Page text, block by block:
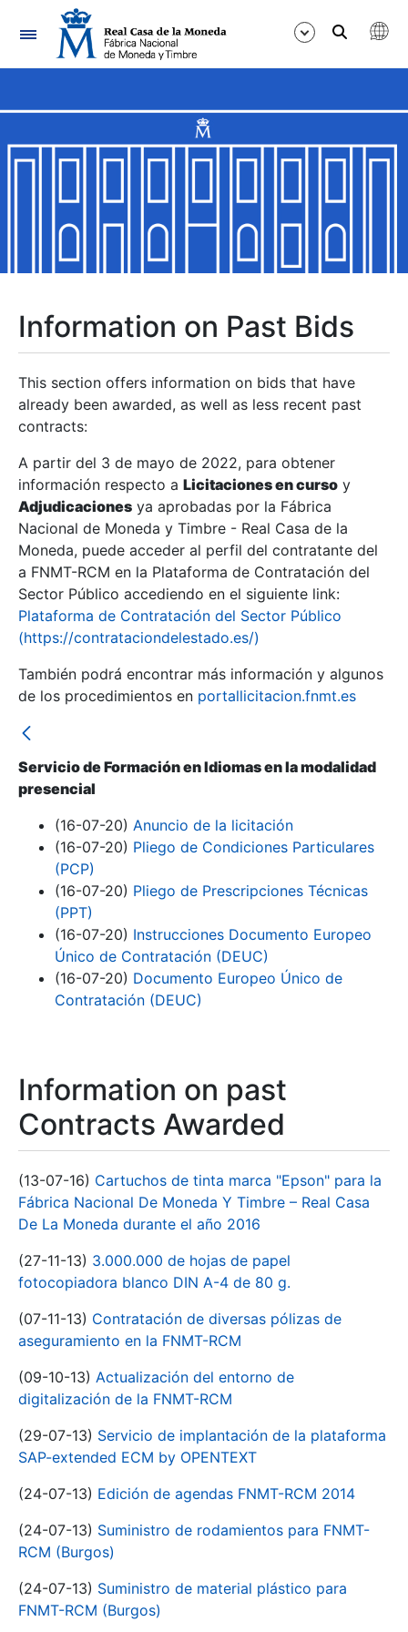
Navigation
Show/Hide
Show/Hide
Show/Hide
Show/Hide
Show/Hide
Show/Hide
Information on Past Bids
This section offers information on bids that have
already been awarded, as well as less recent past
contracts:
A partir del 3 de mayo de 2022, para obtener
información respecto a Licitaciones en curso y
Adjudicaciones ya aprobadas por la Fábrica
Nacional de Moneda y Timbre - Real Casa de la
Moneda, puede acceder al perfil del contratante del
a FNMT-RCM en la Plataforma de Contratación del
Sector Público accediendo en el siguiente link:
Plataforma de Contratación del Sector Público
(https://contrataciondelestado.es/)
También podrá encontrar más información y algunos
de los procedimientos en portallicitacion.fnmt.es
Servicio de Formación en Idiomas en la modalidad
presencial
(16-07-20) Anuncio de la licitación
(16-07-20) Pliego de Condiciones Particulares
(PCP)
(16-07-20) Pliego de Prescripciones Técnicas
(PPT)
(16-07-20) Instrucciones Documento Europeo
Único de Contratación (DEUC)
(16-07-20) Documento Europeo Único de
Contratación (DEUC)
Information on past
Contracts Awarded
(13-07-16) Cartuchos de tinta marca "Epson" para la
Fábrica Nacional De Moneda Y Timbre – Real Casa
De La Moneda durante el año 2016
(27-11-13) 3.000.000 de hojas de papel
fotocopiadora blanco DIN A-4 de 80 g.
(07-11-13) Contratación de diversas pólizas de
aseguramiento en la FNMT-RCM
(09-10-13) Actualización del entorno de
digitalización de la FNMT-RCM
(29-07-13) Servicio de implantación de la plataforma
SAP-extended ECM by OPENTEXT
(24-07-13) Edición de agendas FNMT-RCM 2014
(24-07-13) Suministro de rodamientos para FNMT-
RCM (Burgos)
(24-07-13) Suministro de material plástico para
FNMT-RCM (Burgos)